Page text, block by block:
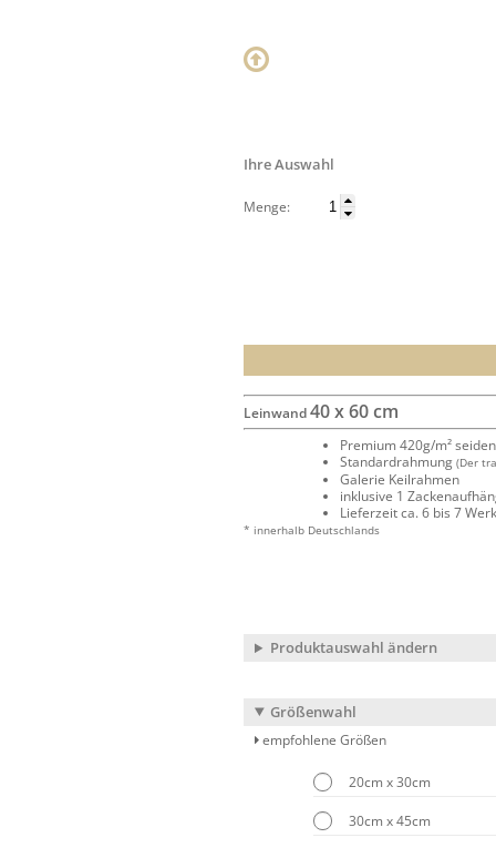
Ihre Auswahl
Menge:
Leinwand40 x 60 cm
Premium 420g/m²
Standardrahmung (Der
Galerie Keilrahmen
inklusive 1
Lieferzeit ca. 6 bis 7
* innerhalb Deutschlands
Produktauswahl ändern
Größenwahl
empfohlene Größen
20cm x 30cm
30cm x 45cm